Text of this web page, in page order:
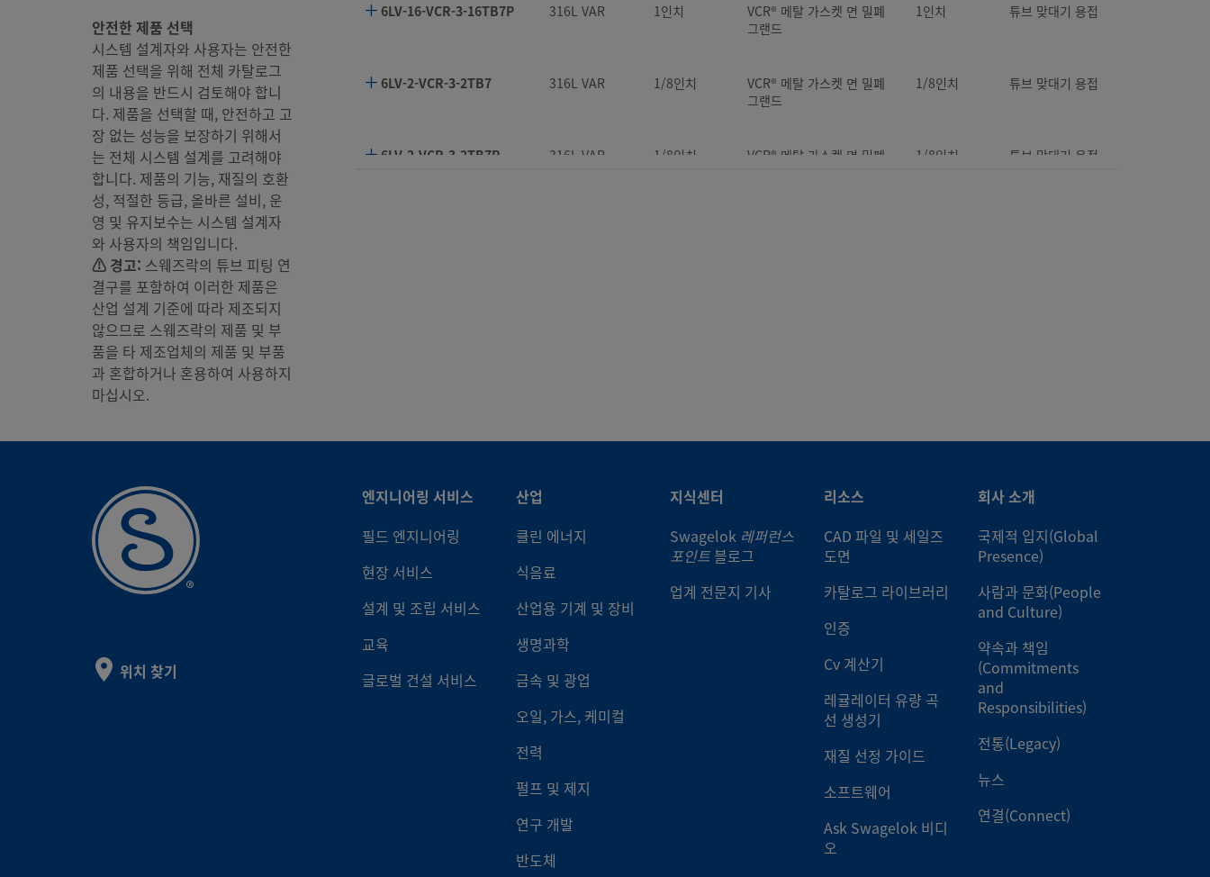
안전한 제품 선택
시스템 설계자와 사용자는 안전한
제품 선택을 위해 전체 카탈로그
의 내용을 반드시 검토해야 합니
다. 제품을 선택할 때, 안전하고 고
장 없는 성능을 보장하기 위해서
는 전체 시스템 설계를 고려해야
합니다. 제품의 기능, 재질의 호환
성, 적절한 등급, 올바른 설비, 운
영 및 유지보수는 시스템 설계자
와 사용자의 책임입니다.
⚠ 경고: 스웨즈락의 튜브 피팅 연
결구를 포함하여 이러한 제품은
산업 설계 기준에 따라 제조되지
않으므로 스웨즈락의 제품 및 부
품을 타 제조업체의 제품 및 부품
과 혼합하거나 혼용하여 사용하지
마십시오.
6LV-16-VCR-3-16TB7P 316L VAR 1인치
VCR® 메탈 가스켓 면 밀폐
그랜드
1인치 튜브 맞대기 용접
6LV-2-VCR-3-2TB7 316L VAR 1/8인치
VCR® 메탈 가스켓 면 밀폐
그랜드
1/8인치 튜브 맞대기 용접
6LV-2-VCR-3-2TB7P 316L VAR 1/8인치
VCR® 메탈 가스켓 면 밀폐
1/8인치 튜브 맞대기 용접
6LV-4-VCR-3-4TB2 316L VAR 1/4인치
VCR® 메탈 가스켓 면 밀폐
1/4인치 튜브 맞대기 용접
그랜드
1/4인치
VCR® 메탈 가스켓 면 밀폐
그랜드
1/4인치 튜브 맞대기 용접
VCR® 메탈 가스켓 면 밀폐
튜브 맞대기 용접
316L VAR
VCR® 메탈 가스켓 면 밀폐
VCR® 메탈 가스켓 면 밀폐
위치 찾기
엔지니어링 서비스
필드 엔지니어링
현장 서비스
설계 및 조립 서비스
교육
글로벌 건설 서비스
산업
클린 에너지
식음료
산업용 기계 및 장비
생명과학
금속 및 광업
오일, 가스, 케미컬
전력
펄프 및 제지
연구 개발
반도체
지식센터
Swagelok 레퍼런스
포인트 블로그
업계 전문지 기사
리소스
CAD 파일 및 세일즈
도면
카탈로그 라이브러리
인증
Cv 계산기
레귤레이터 유량 곡
선 생성기
재질 선정 가이드
소프트웨어
Ask Swagelok 비디
오
회사 소개
국제적 입지(Global
Presence)
사람과 문화(People
and Culture)
약속과 책임
(Commitments
and
Responsibilities)
전통(Legacy)
뉴스
연결(Connect)